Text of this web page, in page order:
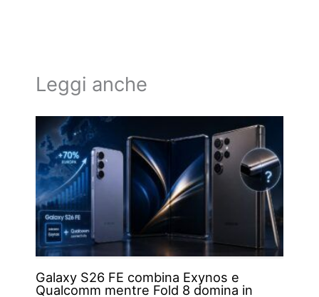
Leggi anche
Galaxy S26 FE combina Exynos e
Qualcomm mentre Fold 8 domina in